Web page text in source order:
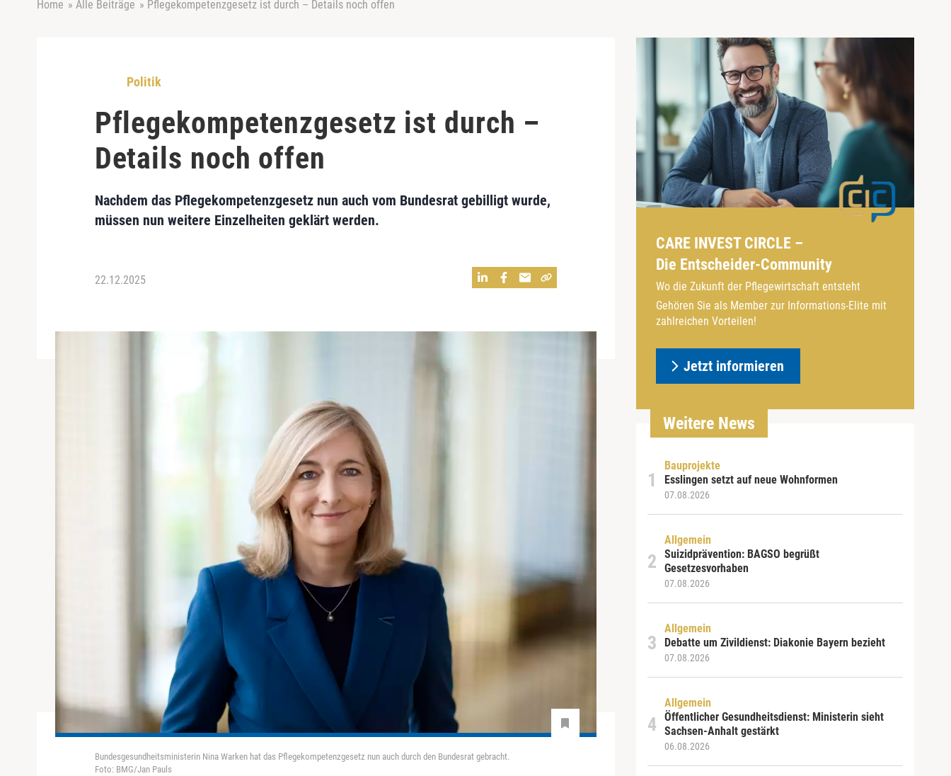
Home » Alle Beiträge » Pflegekompetenzgesetz ist durch – Details noch offen
Politik
Pflegekompetenzgesetz ist durch –
Details noch offen
Nachdem das Pflegekompetenzgesetz nun auch vom Bundesrat gebilligt wurde,
müssen nun weitere Einzelheiten geklärt werden.
22.12.2025
Bundesgesundheitsministerin Nina Warken hat das Pflegekompetenzgesetz nun auch durch den Bundesrat gebracht.
Foto: BMG/Jan Pauls
CARE INVEST CIRCLE –
Die Entscheider-Community
Wo die Zukunft der Pflegewirtschaft entsteht
Gehören Sie als Member zur Informations-Elite mit
zahlreichen Vorteilen!
Jetzt informieren
Weitere News
Bauprojekte
Esslingen setzt auf neue Wohnformen
07.08.2026
Allgemein
Suizidprävention: BAGSO begrüßt
Gesetzesvorhaben
07.08.2026
Allgemein
Debatte um Zivildienst: Diakonie Bayern bezieht
07.08.2026
Allgemein
Öffentlicher Gesundheitsdienst: Ministerin sieht
Sachsen-Anhalt gestärkt
06.08.2026